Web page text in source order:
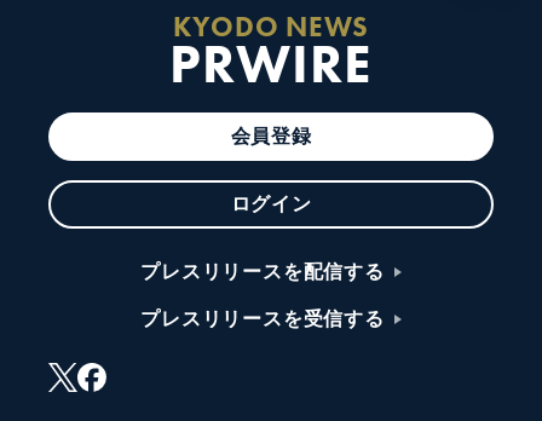
KYODO NEWS
PRWIRE
会員登録
ログイン
プレスリリースを配信する
プレスリリースを受信する